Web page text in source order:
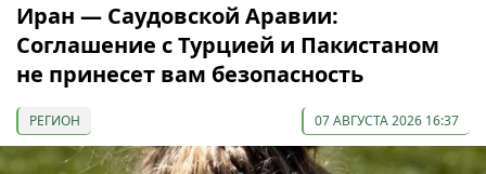
Иран — Саудовской Аравии:
Соглашение с Турцией и Пакистаном
не принесет вам безопасность
РЕГИОН 07 АВГУСТА 2026 16:37